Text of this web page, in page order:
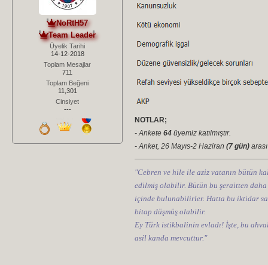
NoRtH57
Team Leader
Üyelik Tarihi
14-12-2018
Toplam Mesajlar
711
Toplam Beğeni
11,301
Cinsiyet
---
NOTLAR;
- Ankete 64 üyemiz katılmıştır.
- Anket, 26 Mayıs-2 Haziran (7 gün)
"Cebren ve hile ile aziz vatanın bütün
edilmiş olabilir. Bütün bu şeraitten
içinde bulunabilirler. Hatta bu iktidar
bitap düşmüş olabilir.
Ey Türk istikbalinin evladı! İşte, bu
asil kanda mevcuttur."